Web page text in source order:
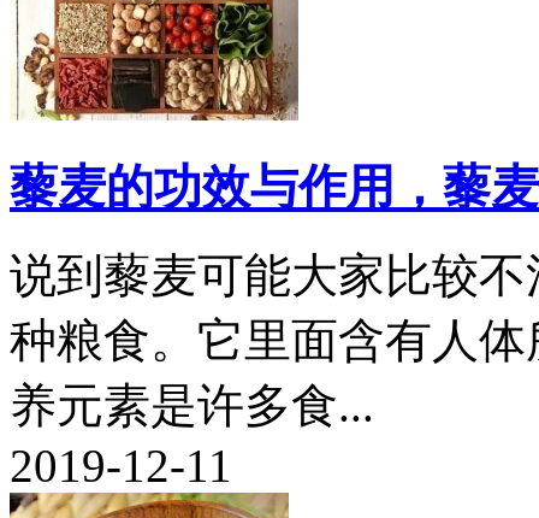
藜麦的功效与作用，藜
说到藜麦可能大家比较
种粮食。它里面含有人
养元素是许多食...
2019-12-11